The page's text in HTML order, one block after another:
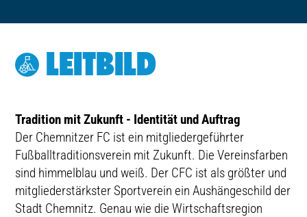
LEITBILD
Tradition mit Zukunft - Identität und Auftrag
Der Chemnitzer FC ist ein mitgliedergeführter
Fußballtraditionsverein mit Zukunft. Die Vereinsfarben
sind himmelblau und weiß. Der CFC ist als größter und
mitgliederstärkster Sportverein ein Aushängeschild der
Stadt Chemnitz. Genau wie die Wirtschaftsregion